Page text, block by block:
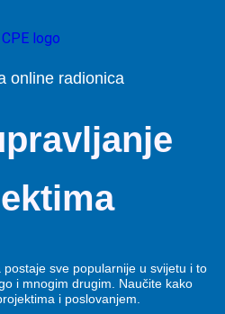
online radionica
sve popularnije u svijetu i to
i mnogim drugim. Naučite kako
i poslovanjem.